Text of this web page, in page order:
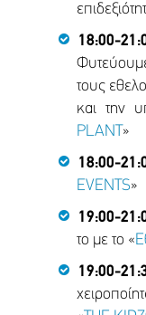
18:00-
τους
και την
PLANT »
18:00-
EVENTS»
19:00-
το με το «
19:00-